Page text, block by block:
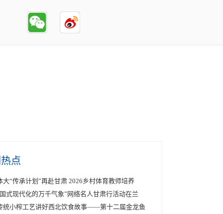
点
大“传承计划”再赴甘肃 2026乡村体育教师培养
式现代化的万千气象”网络名人甘肃行活动在兰
统小榨工艺讲好西北饮食故事——第十二届金龙鱼